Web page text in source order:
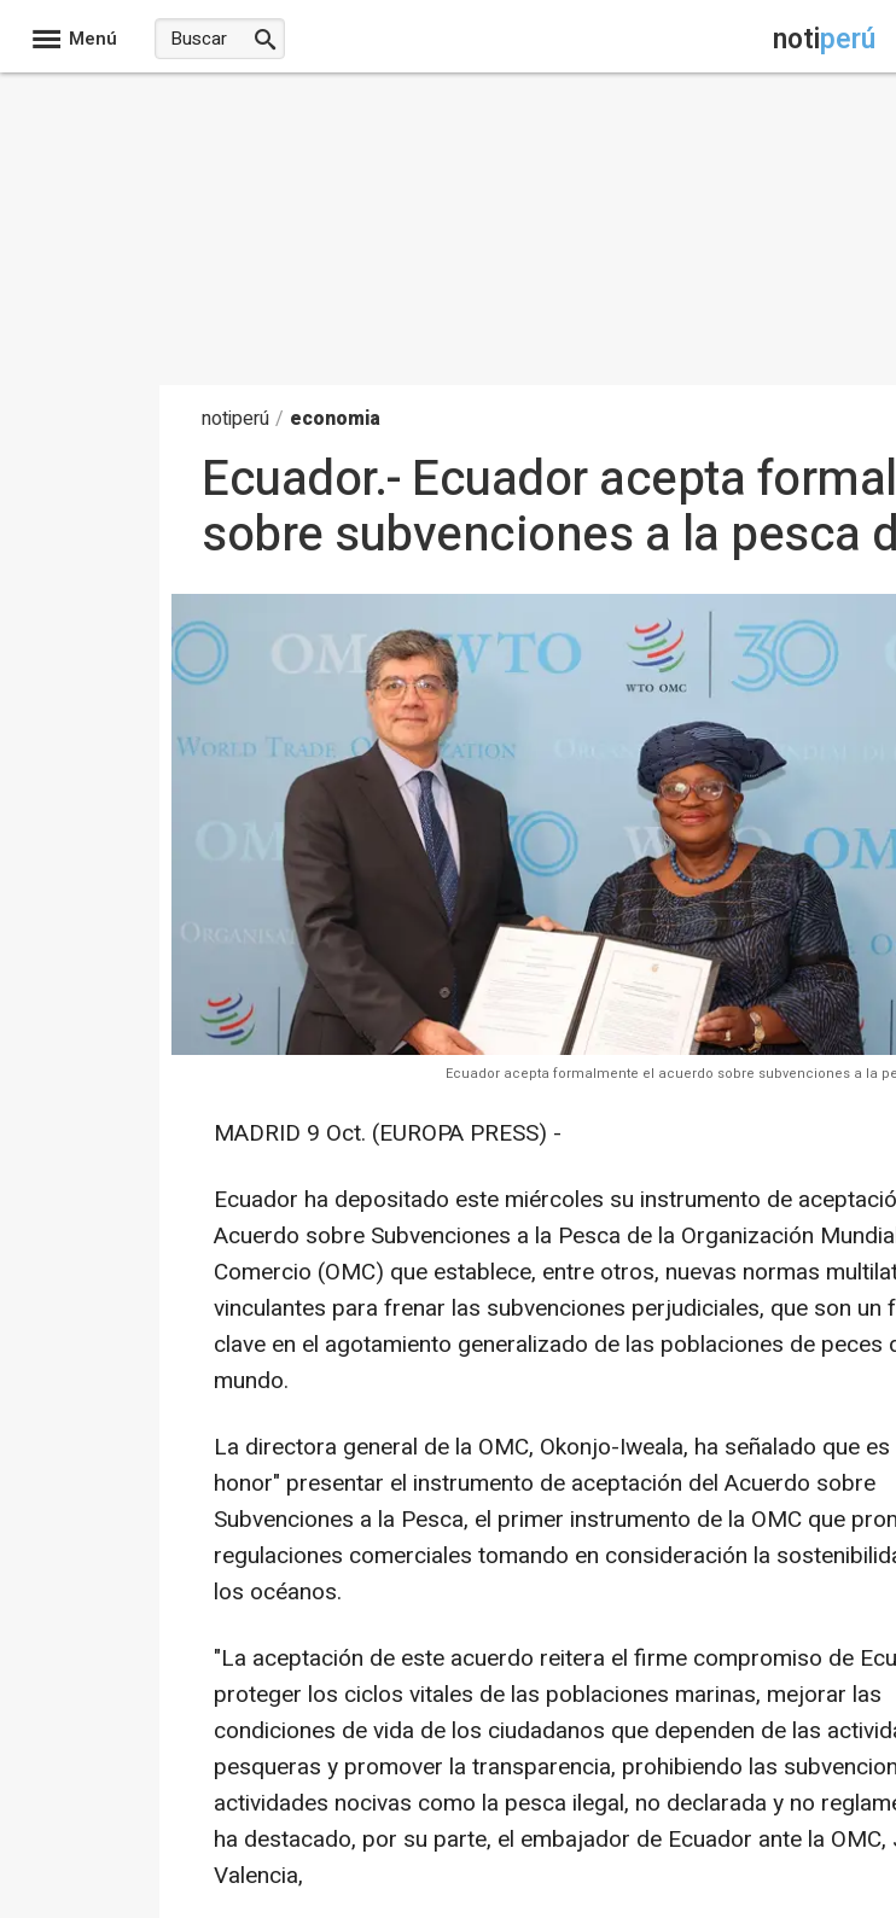
Menú notiperú
notiperú / economia
Ecuador.- Ecuador acepta
sobre subvenciones a la pesca
Ecuador acepta formalmente el acuerdo sobre subvenciones a la
MADRID 9 Oct. (EUROPA PRESS) -
Ecuador ha depositado este miércoles su instrumento de
Acuerdo sobre Subvenciones a la Pesca de la Organización
Comercio (OMC) que establece, entre otros, nuevas normas
vinculantes para frenar las subvenciones perjudiciales, que son un
clave en el agotamiento generalizado de las poblaciones de peces
mundo.
La directora general de la OMC, Okonjo-Iweala, ha señalado que es
honor" presentar el instrumento de aceptación del Acuerdo sobre
Subvenciones a la Pesca, el primer instrumento de la OMC que
regulaciones comerciales tomando en consideración la
los océanos.
"La aceptación de este acuerdo reitera el firme compromiso de
proteger los ciclos vitales de las poblaciones marinas, mejorar las
condiciones de vida de los ciudadanos que dependen de las
pesqueras y promover la transparencia, prohibiendo las
actividades nocivas como la pesca ilegal, no declarada y no
ha destacado, por su parte, el embajador de Ecuador ante la OMC,
Valencia,